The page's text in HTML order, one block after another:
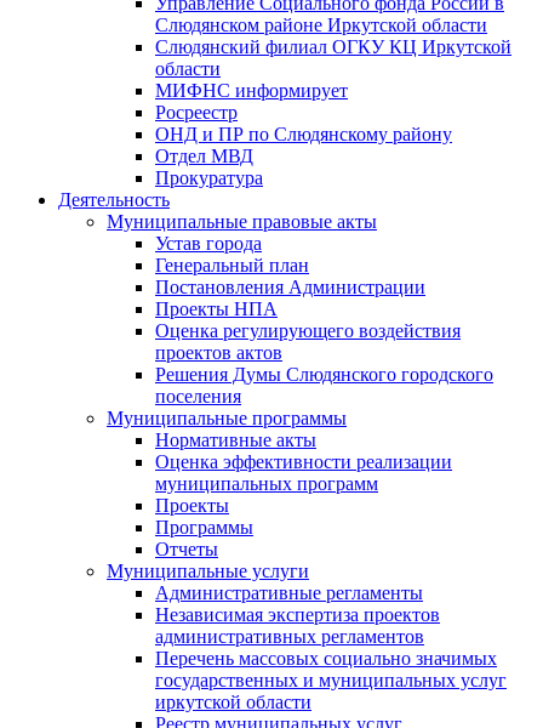
Слюдянском районе Иркутской области
Слюдянский филиал ОГКУ КЦ Иркутской
области
МИФНС информирует
Росреестр
ОНД и ПР по Слюдянскому району
Отдел МВД
Прокуратура
Деятельность
Муниципальные правовые акты
Устав города
Генеральный план
Постановления Администрации
Проекты НПА
Оценка регулирующего воздействия
проектов актов
Решения Думы Слюдянского городского
поселения
Муниципальные программы
Нормативные акты
Оценка эффективности реализации
муниципальных программ
Проекты
Программы
Отчеты
Муниципальные услуги
Административные регламенты
Независимая экспертиза проектов
административных регламентов
Перечень массовых социально значимых
государственных и муниципальных услуг
иркутской области